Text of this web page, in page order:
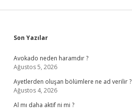
Sidebar
Son Yazılar
Avokado neden haramdır ?
Ağustos 5, 2026
Ayetlerden oluşan bölümlere ne ad verilir ?
Ağustos 4, 2026
Al mı daha aktif ni mi ?